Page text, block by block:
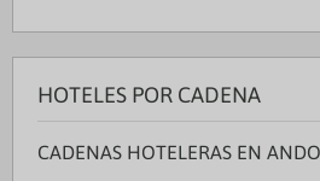
HOTELES POR CADENA
CADENAS HOTELERAS EN